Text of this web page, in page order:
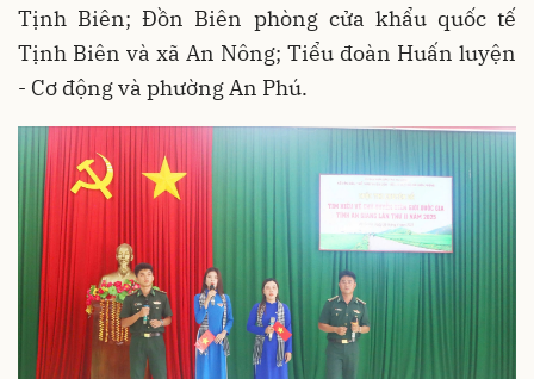
Tịnh Biên; Đồn Biên phòng cửa khẩu quốc tế
Tịnh Biên và xã An Nông; Tiểu đoàn Huấn luyện
- Cơ động và phường An Phú.